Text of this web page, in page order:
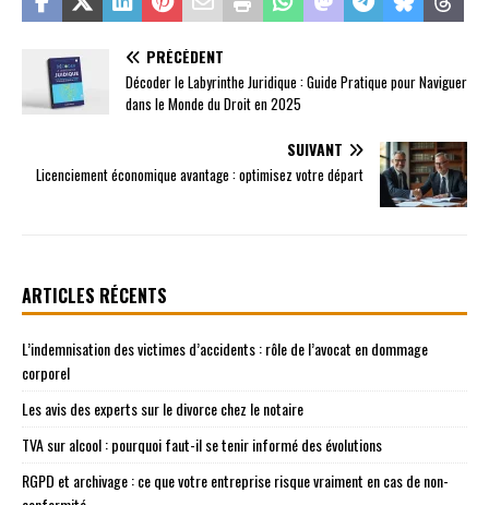
PRÉCÉDENT
Décoder le Labyrinthe Juridique : Guide Pratique pour Naviguer
dans le Monde du Droit en 2025
SUIVANT
Licenciement économique avantage : optimisez votre départ
ARTICLES RÉCENTS
L’indemnisation des victimes d’accidents : rôle de l’avocat en dommage
corporel
Les avis des experts sur le divorce chez le notaire
TVA sur alcool : pourquoi faut-il se tenir informé des évolutions
RGPD et archivage : ce que votre entreprise risque vraiment en cas de non-